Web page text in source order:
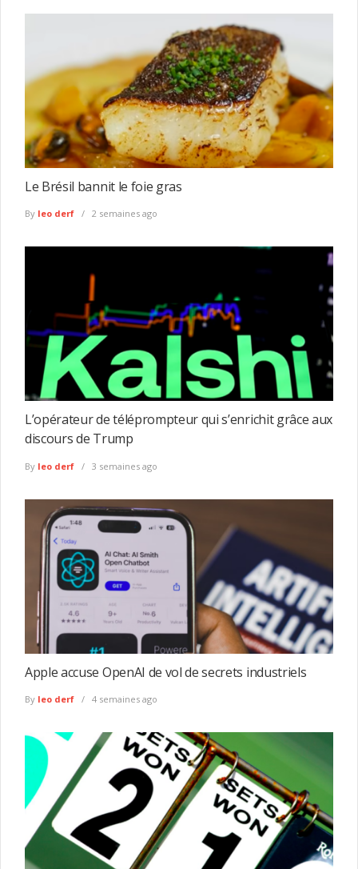
Le Brésil bannit le foie gras
By leo derf 2 semaines ago
L’opérateur de téléprompteur qui s’enrichit grâce aux
discours de Trump
By leo derf 3 semaines ago
Apple accuse OpenAI de vol de secrets industriels
By leo derf 4 semaines ago